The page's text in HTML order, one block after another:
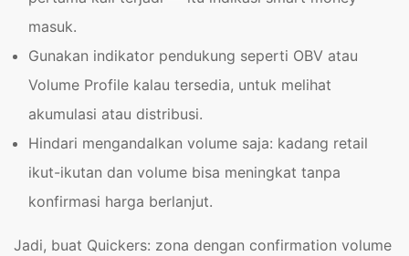
masuk.
Gunakan indikator pendukung seperti OBV atau
Volume Profile kalau tersedia, untuk melihat
akumulasi atau distribusi.
Hindari mengandalkan volume saja: kadang retail
ikut-ikutan dan volume bisa meningkat tanpa
konfirmasi harga berlanjut.
Jadi, buat Quickers: zona dengan confirmation volume